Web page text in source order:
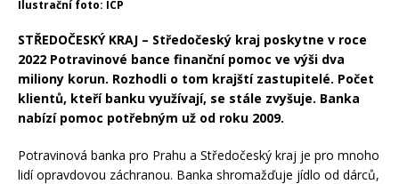
Ilustrační foto: ICP
STŘEDOČESKÝ KRAJ – Středočeský kraj poskytne v roce
2022 Potravinové bance finanční pomoc ve výši dva
miliony korun. Rozhodli o tom krajští zastupitelé. Počet
klientů, kteří banku využívají, se stále zvyšuje. Banka
nabízí pomoc potřebným už od roku 2009.
Potravinová banka pro Prahu a Středočeský kraj je pro mnoho
lidí opravdovou záchranou. Banka shromažďuje jídlo od dárců,